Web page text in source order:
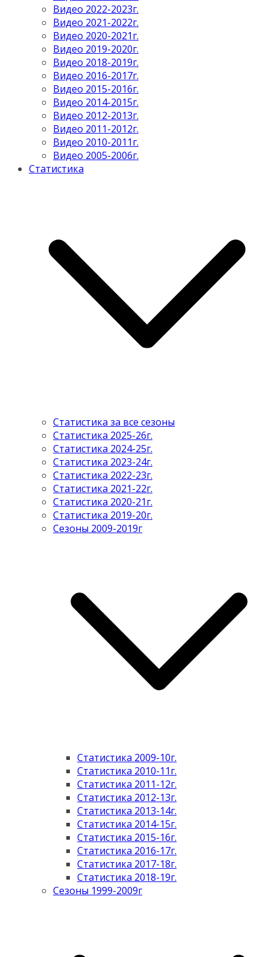
Видео 2022-2023г.
Видео 2021-2022г.
Видео 2020-2021г.
Видео 2019-2020г.
Видео 2018-2019г.
Видео 2016-2017г.
Видео 2015-2016г.
Видео 2014-2015г.
Видео 2012-2013г.
Видео 2011-2012г.
Видео 2010-2011г.
Видео 2005-2006г.
Статистика
Статистика за все сезоны
Статистика 2025-26г.
Статистика 2024-25г.
Статистика 2023-24г.
Статистика 2022-23г.
Статистика 2021-22г.
Статистика 2020-21г.
Статистика 2019-20г.
Сезоны 2009-2019г
Статистика 2009-10г.
Статистика 2010-11г.
Статистика 2011-12г.
Статистика 2012-13г.
Статистика 2013-14г.
Статистика 2014-15г.
Статистика 2015-16г.
Статистика 2016-17г.
Статистика 2017-18г.
Статистика 2018-19г.
Сезоны 1999-2009г